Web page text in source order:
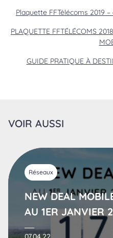
Plaquette FFTélécoms 2019
PLAQUETTE FFTÉLÉCOMS
GUIDE PRATIQUE À
VOIR AUSSI
Réseaux
NEW DEAL
AU 1ER JANVIER